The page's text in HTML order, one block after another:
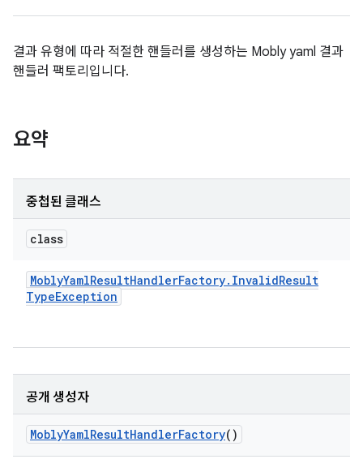
결과 유형에 따라 적절한 핸들러를 생성하는 Mobly yaml 결과
핸들러 팩토리입니다.
요약
중첩된 클래스
class
MoblyYamlResultHandlerFactory. InvalidResult
TypeException
공개 생성자
MoblyYamlResultHandlerFactory()